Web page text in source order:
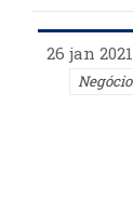
26 jan 2021
Negócio